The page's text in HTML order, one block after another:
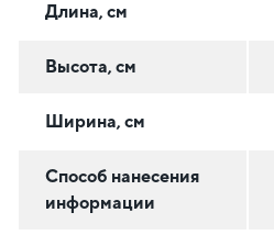
Длина, см
Высота, см
Ширина, см
Способ нанесения
информации